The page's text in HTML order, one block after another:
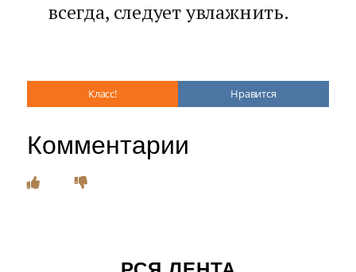
всегда, следует увлажнить.
Класс! Нравится
Комментарии